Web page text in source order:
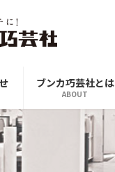
ブンカ巧芸社とは
ABOUT